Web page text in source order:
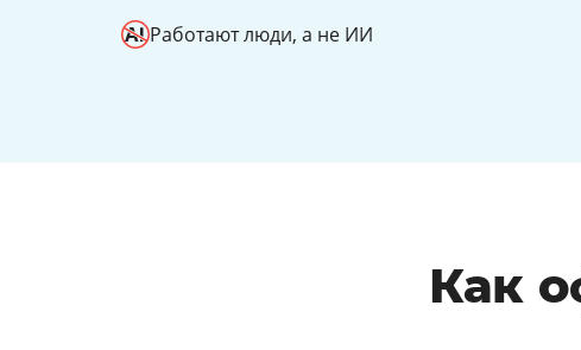
Работают люди, а не ИИ
Как